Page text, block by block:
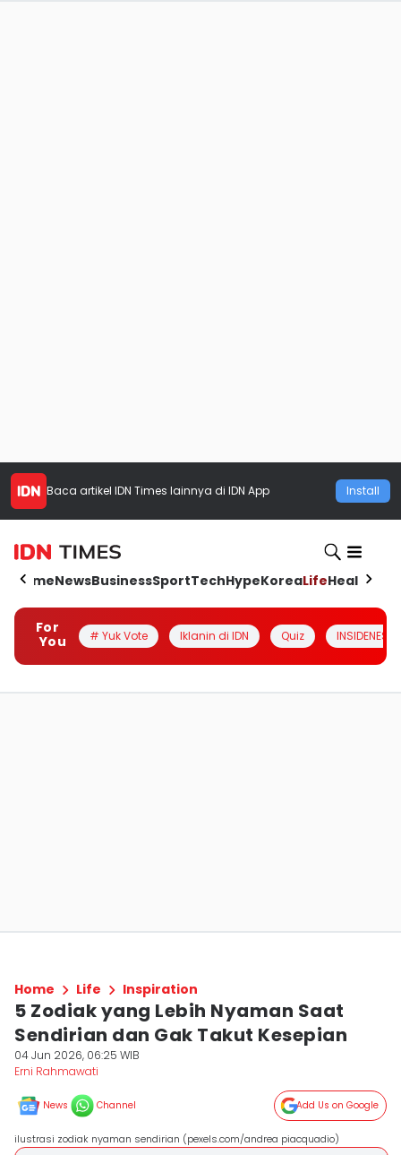
Baca artikel IDN Times lainnya di IDN App Install
HomeNewsBusinessSportTechHypeKoreaLifeHealth
For
You
# Yuk Vote Iklanin di IDN Quiz INSIDENESIA
Home Life Inspiration
5 Zodiak yang Lebih Nyaman Saat
Sendirian dan Gak Takut Kesepian
04 Jun 2026, 06:25 WIB
Erni Rahmawati
News Channel Add Us on Google
ilustrasi zodiak nyaman sendirian (pexels.com/andrea piacquadio)